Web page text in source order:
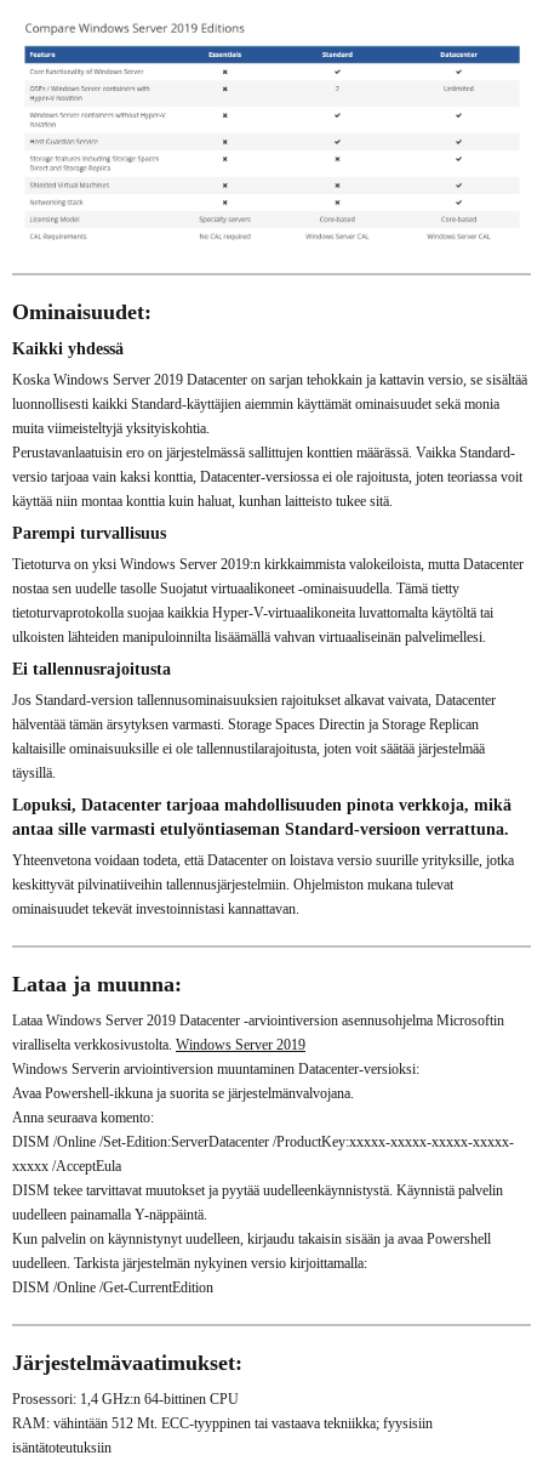
Ominaisuudet:
Kaikki yhdessä
Koska Windows Server 2019 Datacenter on sarjan tehokkain ja kattavin versio, se sisältää
luonnollisesti kaikki Standard-käyttäjien aiemmin käyttämät ominaisuudet sekä monia
muita viimeisteltyjä yksityiskohtia.
Perustavanlaatuisin ero on järjestelmässä sallittujen konttien määrässä. Vaikka Standard-
versio tarjoaa vain kaksi konttia, Datacenter-versiossa ei ole rajoitusta, joten teoriassa voit
käyttää niin montaa konttia kuin haluat, kunhan laitteisto tukee sitä.
Parempi turvallisuus
Tietoturva on yksi Windows Server 2019:n kirkkaimmista valokeiloista, mutta Datacenter
nostaa sen uudelle tasolle Suojatut virtuaalikoneet -ominaisuudella. Tämä tietty
tietoturvaprotokolla suojaa kaikkia Hyper-V-virtuaalikoneita luvattomalta käytöltä tai
ulkoisten lähteiden manipuloinnilta lisäämällä vahvan virtuaaliseinän palvelimellesi.
Ei tallennusrajoitusta
Jos Standard-version tallennusominaisuuksien rajoitukset alkavat vaivata, Datacenter
hälventää tämän ärsytyksen varmasti. Storage Spaces Directin ja Storage Replican
kaltaisille ominaisuuksille ei ole tallennustilarajoitusta, joten voit säätää järjestelmää
täysillä.
Lopuksi, Datacenter tarjoaa mahdollisuuden pinota verkkoja, mikä
antaa sille varmasti etulyöntiaseman Standard-versioon verrattuna.
Yhteenvetona voidaan todeta, että Datacenter on loistava versio suurille yrityksille, jotka
keskittyvät pilvinatiiveihin tallennusjärjestelmiin. Ohjelmiston mukana tulevat
ominaisuudet tekevät investoinnistasi kannattavan.
Lataa ja muunna:
Lataa Windows Server 2019 Datacenter -arviointiversion asennusohjelma Microsoftin
viralliselta verkkosivustolta. Windows Server 2019
Windows Serverin arviointiversion muuntaminen Datacenter-versioksi:
Avaa Powershell-ikkuna ja suorita se järjestelmänvalvojana.
Anna seuraava komento:
DISM /Online /Set-Edition:ServerDatacenter /ProductKey:xxxxx-xxxxx-xxxxx-xxxxx-
xxxxx /AcceptEula
DISM tekee tarvittavat muutokset ja pyytää uudelleenkäynnistystä. Käynnistä palvelin
uudelleen painamalla Y-näppäintä.
Kun palvelin on käynnistynyt uudelleen, kirjaudu takaisin sisään ja avaa Powershell
uudelleen. Tarkista järjestelmän nykyinen versio kirjoittamalla:
DISM /Online /Get-CurrentEdition
Järjestelmävaatimukset:
Prosessori: 1,4 GHz:n 64-bittinen CPU
RAM: vähintään 512 Mt. ECC-tyyppinen tai vastaava tekniikka; fyysisiin
isäntätoteutuksiin